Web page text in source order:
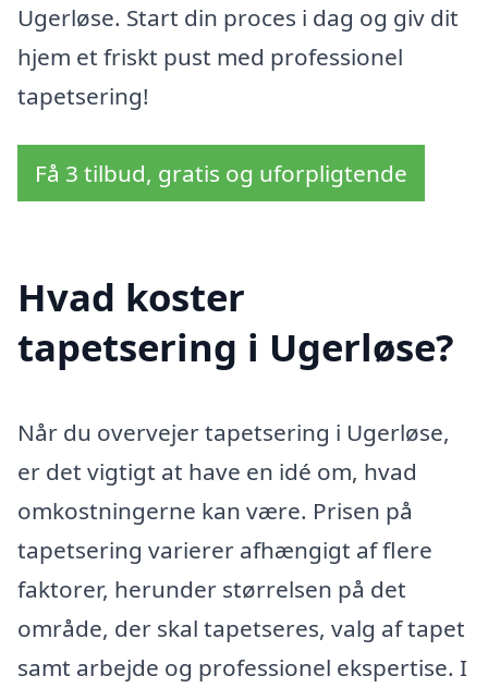
Ugerløse. Start din proces i dag og giv dit
hjem et friskt pust med professionel
tapetsering!
Få 3 tilbud, gratis og uforpligtende
Hvad koster
tapetsering i Ugerløse?
Når du overvejer tapetsering i Ugerløse,
er det vigtigt at have en idé om, hvad
omkostningerne kan være. Prisen på
tapetsering varierer afhængigt af flere
faktorer, herunder størrelsen på det
område, der skal tapetseres, valg af tapet
samt arbejde og professionel ekspertise. I